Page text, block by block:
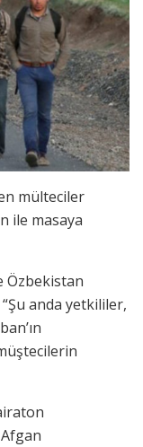
mülteciler
ile masaya
Özbekistan
“Şu anda yetkililer,